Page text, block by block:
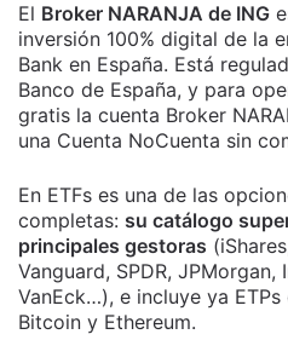
El Broker NARANJA de ING
inversión 100% digital de la
Bank en España. Está
Banco de España, y para
gratis la cuenta Broker
una Cuenta NoCuenta sin
En ETFs es una de las
completas: su catálogo
principales gestoras
Vanguard, SPDR, JPMorgan,
VanEck…), e incluye ya
Bitcoin y Ethereum.